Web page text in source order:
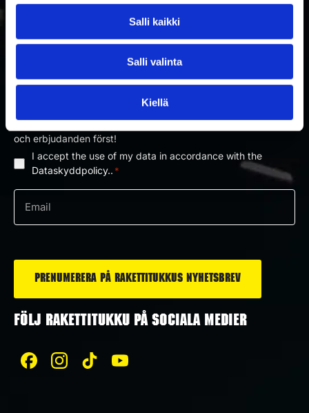
Salli kaikki
Salli valinta
Kiellä
PRENUMERERA PÅ RAKETTITUKKU
NYHETSBREV
Prenumerera på nyhetsbrevet och få information om nyheter
och erbjudanden först!
Dataskyddpolicy
*
I accept the use of my data in accordance with the
Dataskyddpolicy.. *
post
FÖLJ RAKETTITUKKU PÅ SOCIALA MEDIER